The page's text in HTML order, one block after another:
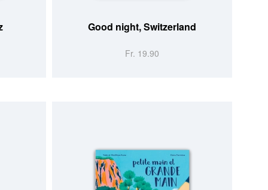
Good night, Switzerland
Fr. 19.90